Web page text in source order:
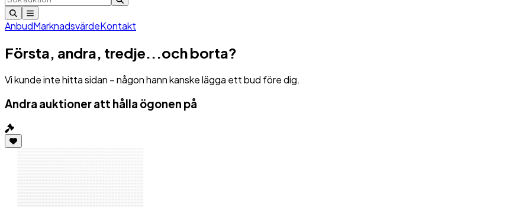
AnbudMarknadsvärdeKontakt
Första, andra, tredje...och borta?
Vi kunde inte hitta sidan – någon hann kanske lägga ett bud före dig.
Andra auktioner att hålla ögonen på